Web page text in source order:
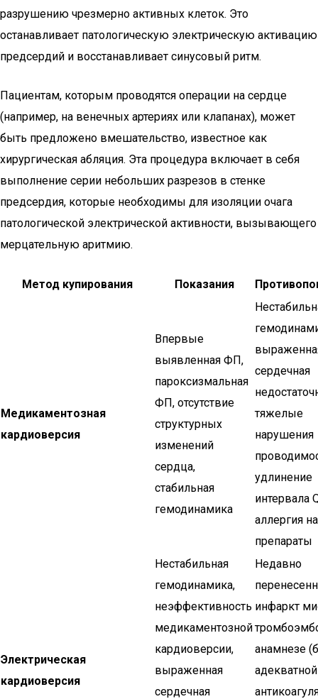
разрушению чрезмерно активных клеток. Это
останавливает патологическую электрическую активацию
предсердий и восстанавливает синусовый ритм.
Пациентам, которым проводятся операции на сердце
(например, на венечных артериях или клапанах), может
быть предложено вмешательство, известное как
хирургическая абляция. Эта процедура включает в себя
выполнение серии небольших разрезов в стенке
предсердия, которые необходимы для изоляции очага
патологической электрической активности, вызывающего
мерцательную аритмию.
Метод купирования Показания
Медикаментозная
кардиоверсия
Впервые
выявленная ФП,
пароксизмальная
ФП, отсутствие
структурных
изменений
сердца,
стабильная
гемодинамика
сердечная
тяжелые
нарушения
удлинение
интервала
аллергия на
препараты
Электрическая
кардиоверсия
Нестабильная
гемодинамика,
неэффективность
медикаментозной
кардиоверсии,
выраженная
сердечная
Недавно
инфаркт
анамнезе
адекватной